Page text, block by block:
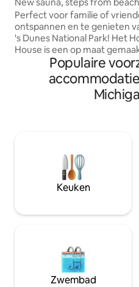
National Park
Perfect voor familie of
ontspannen en te genieten
's Dunes National Park! Het Holliday
House is een op maat
uit 2022 met uitzicht op het
strandpad op slechts ENKELE
van de voordeur! Dit open
conceptontwerp van 2000
gemaakte eetzitjes voor 8
een hangmat op de loft. Verhuurders
wonen ernaast en zijn indien
gemakkelijk beschikbaar! Alles is op de
slaapkamer.
Populaire
Keuken
Zwembad